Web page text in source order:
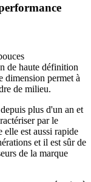
de haute définition
dimension permet à
de milieu.
plus d'un an et
par le
est aussi rapide
et il est sûr de
de la marque